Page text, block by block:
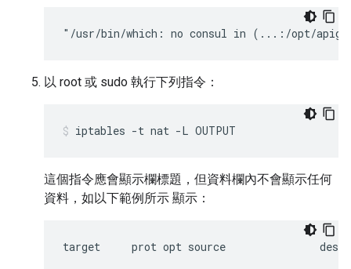
"/usr/bin/which: no consul in (...:/opt/
以 root 或 sudo 執行下列指令：
iptables -t nat -L OUTPUT
這個指令應會顯示欄標題，但資料欄內不會顯示任何
資料，如以下範例所示 顯示：
target     prot opt source